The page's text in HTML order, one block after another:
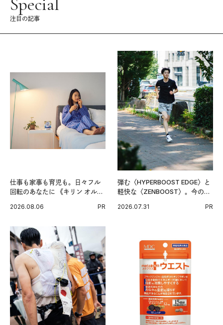
Special
注目の記事
仕事も家事も育児も。日々フル
回転のあなたに 《キリン オルニ
2026.08.06 PR
弾む〈HYPERBOOST EDGE〉と
軽快な〈ZENBOOST〉。今の時
出した新機軸。
2026.07.31 PR